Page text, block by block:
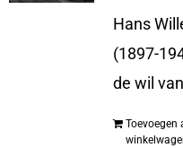
Hans
(1897-
de wil
Toevoegen